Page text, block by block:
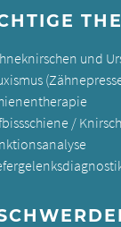
und
/